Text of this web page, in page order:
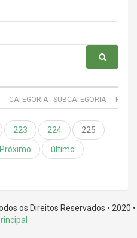
CATEGORIA - SUBCATEGORIA
223 224
225
Próximo último
os Direitos Reservados • 2020 •